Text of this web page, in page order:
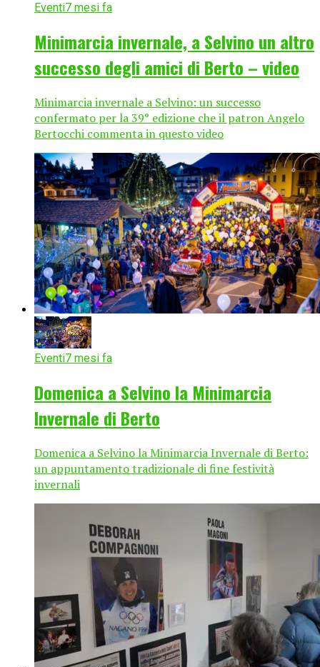
Eventi7 mesi fa
Minimarcia invernale, a Selvino un altro
successo degli amici di Berto – video
Minimarcia invernale a Selvino: un successo
confermato per la 39° edizione che il patron Angelo
Bertocchi commenta in questo video
Eventi7 mesi fa
Domenica a Selvino la Minimarcia
Invernale di Berto
Domenica a Selvino la Minimarcia Invernale di Berto:
un appuntamento tradizionale di fine festività
invernali